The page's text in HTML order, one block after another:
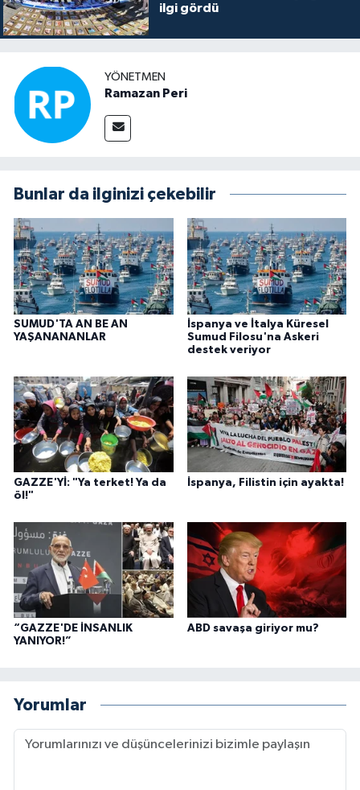
ilgi gördü
YÖNETMEN
Ramazan Peri
Bunlar da ilginizi çekebilir
SUMUD'TA AN BE AN
YAŞANANANLAR
İspanya ve İtalya Küresel
Sumud Filosu'na Askeri
destek veriyor
GAZZE'Yİ: "Ya terket! Ya da
öl!"
İspanya, Filistin için ayakta!
“GAZZE'DE İNSANLIK
YANIYOR!”
ABD savaşa giriyor mu?
Yorumlar